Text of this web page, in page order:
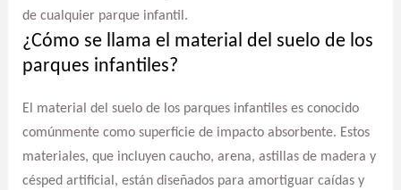
de cualquier parque infantil.
¿Cómo se llama el material del suelo de los
parques infantiles?
El material del suelo de los parques infantiles es conocido
comúnmente como superficie de impacto absorbente. Estos
materiales, que incluyen caucho, arena, astillas de madera y
césped artificial, están diseñados para amortiguar caídas y